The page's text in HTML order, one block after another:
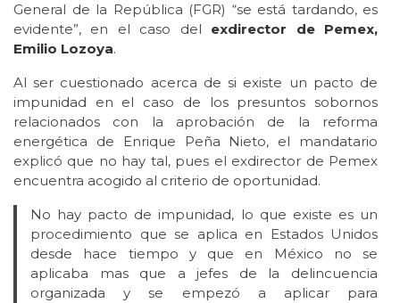
General de la República (FGR) “se está tardando, es
evidente”, en el caso del exdirector de Pemex,
Emilio Lozoya.
Al ser cuestionado acerca de si existe un pacto de
impunidad en el caso de los presuntos sobornos
relacionados con la aprobación de la reforma
energética de Enrique Peña Nieto, el mandatario
explicó que no hay tal, pues el exdirector de Pemex
encuentra acogido al criterio de oportunidad.
No hay pacto de impunidad, lo que existe es un
procedimiento que se aplica en Estados Unidos
desde hace tiempo y que en México no se
aplicaba mas que a jefes de la delincuencia
organizada y se empezó a aplicar para